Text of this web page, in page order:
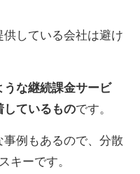
している会社は避け
な継続課金サービ
しているものです。
例もあるので、分散
キーです。